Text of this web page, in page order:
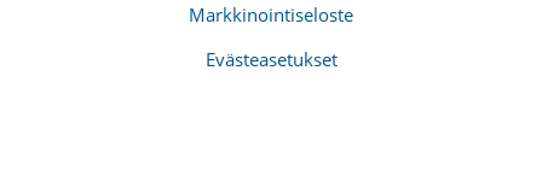
Markkinointiseloste
Evästeasetukset